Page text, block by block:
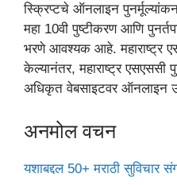
स्क्रिप्टचे ऑनलाइन
महा 10वी पुष्टीकरण आणि
भरणे आवश्यक आहे. महाराष्ट्र
केल्यानंतर, महाराष्ट्र एसएससी
अधिकृत वेबसाइटवर ऑनलाइन
अनमोल वचन
यशाबद्दल 50+ मराठी सुविचार